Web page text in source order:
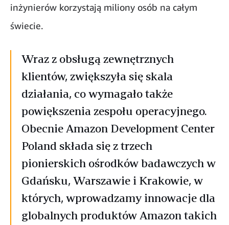
inżynierów korzystają miliony osób na całym
świecie.
Wraz z obsługą zewnętrznych
klientów, zwiększyła się skala
działania, co wymagało także
powiększenia zespołu operacyjnego.
Obecnie Amazon Development Center
Poland składa się z trzech
pionierskich ośrodków badawczych w
Gdańsku, Warszawie i Krakowie, w
których, wprowadzamy innowacje dla
globalnych produktów Amazon takich